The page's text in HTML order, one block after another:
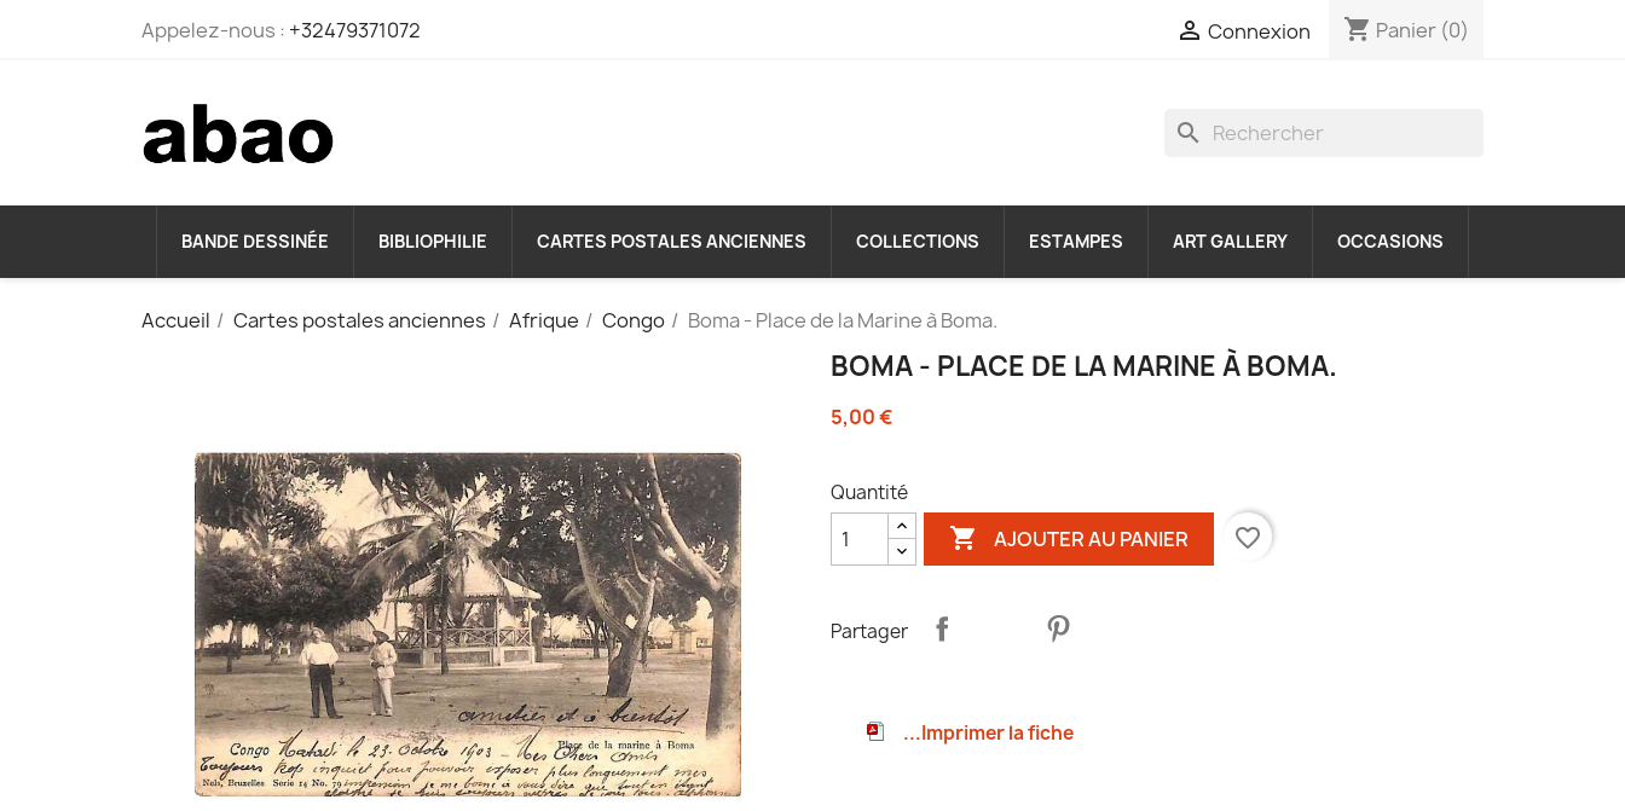
Appelez-nous : +32479371072  Connexion shopping_cart Panier (0)
search
BANDE DESSINÉE BIBLIOPHILIE CARTES POSTALES ANCIENNES COLLECTIONS ESTAMPES ART GALLERY OCCASIONS
Accueil Cartes postales anciennes Afrique Congo Boma - Place de la Marine à Boma.
BOMA - PLACE DE LA MARINE À BOMA.
5,00 €
Quantité
 AJOUTER AU PANIER favorite_border
Partager
...Imprimer la fiche